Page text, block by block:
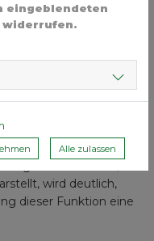
wird deutlich,
dieser Funktion eine
eingeblendeten
widerrufen.
Alle zulassen